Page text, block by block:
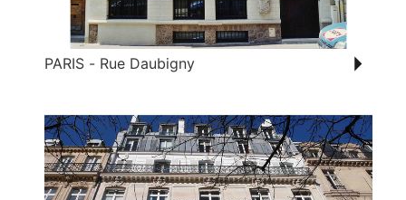
PARIS - Rue Daubigny